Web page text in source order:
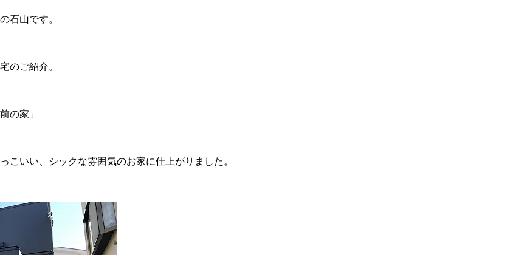
石山です。
のご紹介。
の家」
こいい、シックな雰囲気のお家に仕上がりました。